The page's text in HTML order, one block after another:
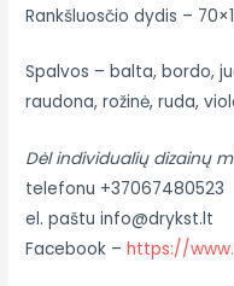
Rankšluosčio dydis –
Spalvos – balta, bordo,
raudona, rožinė, ruda,
Dėl individualių dizainų
telefonu +37067480523
el. paštu info@drykst.lt
Facebook –https://